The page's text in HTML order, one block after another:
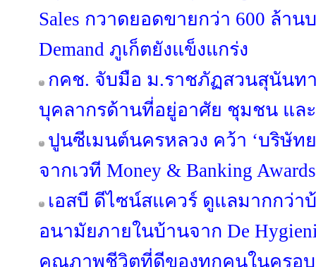
Sales กวาดยอดขายกว่า 600 ล้าน
Demand ภูเก็ตยังแข็งแกร่ง
กคช. จับมือ ม.ราชภัฏสวนสุนัน
บุคลากรด้านที่อยู่อาศัย ชุมชน และ
ปูนซีเมนต์นครหลวง คว้า ‘บริษัท
จากเวที Money & Banking
เอสบี ดีไซน์สแควร์ ดูแลมากกว่า
อนามัยภายในบ้านจาก De
คุณภาพชีวิตที่ดีของทุกคนในครอ